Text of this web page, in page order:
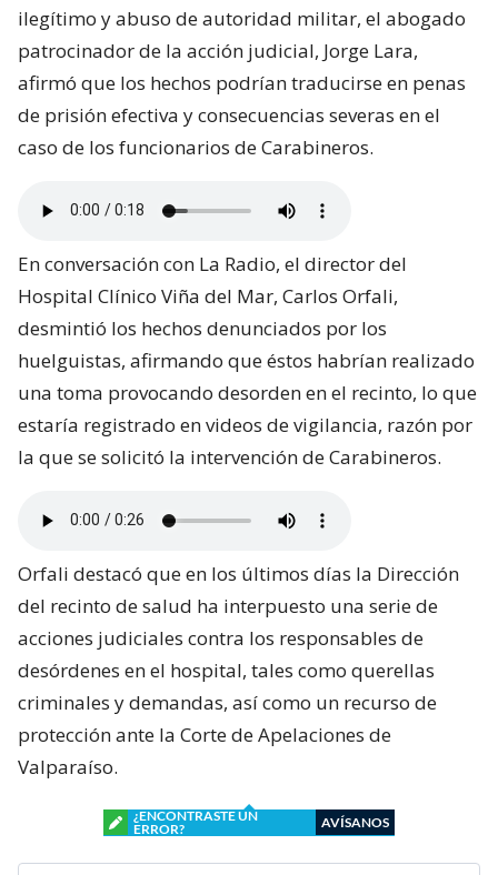
ilegítimo y abuso de autoridad militar, el abogado
patrocinador de la acción judicial, Jorge Lara,
afirmó que los hechos podrían traducirse en penas
de prisión efectiva y consecuencias severas en el
caso de los funcionarios de Carabineros.
En conversación con La Radio, el director del
Hospital Clínico Viña del Mar, Carlos Orfali,
desmintió los hechos denunciados por los
huelguistas, afirmando que éstos habrían realizado
una toma provocando desorden en el recinto, lo que
estaría registrado en videos de vigilancia, razón por
la que se solicitó la intervención de Carabineros.
Orfali destacó que en los últimos días la Dirección
del recinto de salud ha interpuesto una serie de
acciones judiciales contra los responsables de
desórdenes en el hospital, tales como querellas
criminales y demandas, así como un recurso de
protección ante la Corte de Apelaciones de
Valparaíso.
¿ENCONTRASTE UN
ERROR?
AVÍSANOS